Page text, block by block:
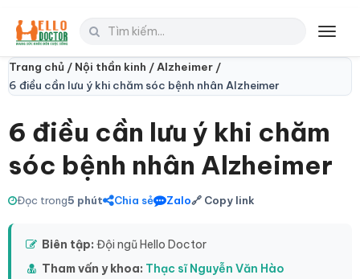
Trang chủ / Nội thần kinh /Alzheimer /
6 điều cần lưu ý khi chăm sóc bệnh nhân Alzheimer
6 điều cần lưu ý khi chăm
sóc bệnh nhân Alzheimer
Đọc trong5 phút Chia sẻ Zalo🔗 Copy link
Biên tập: Đội ngũ Hello Doctor
Tham vấn y khoa: Thạc sĩ Nguyễn Văn Hào